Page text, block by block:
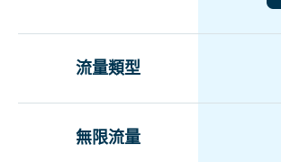
流量類型
無限流量